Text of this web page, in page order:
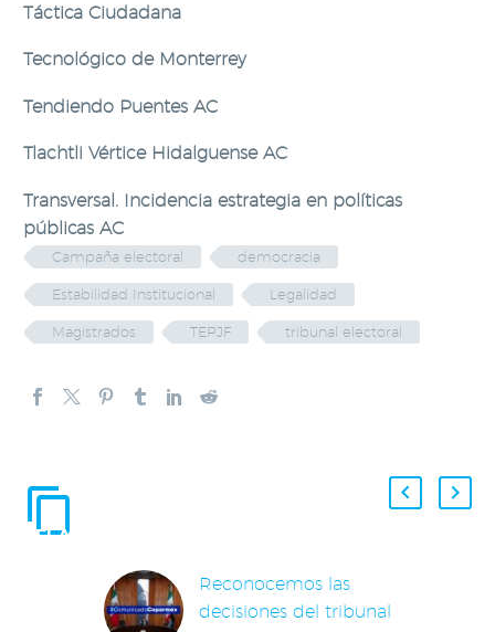
Táctica Ciudadana
Tecnológico de Monterrey
Tendiendo Puentes AC
Tlachtli Vértice Hidalguense AC
Transversal. Incidencia estrategia en políticas
públicas AC
Campaña electoral democracia
Estabilidad Institucional Legalidad
Magistrados TEPJF tribunal electoral
RELACIONADAS
Reconocemos las
decisiones del tribunal